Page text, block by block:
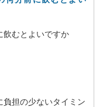
飲むとよいですか
負担の少ないタイミン